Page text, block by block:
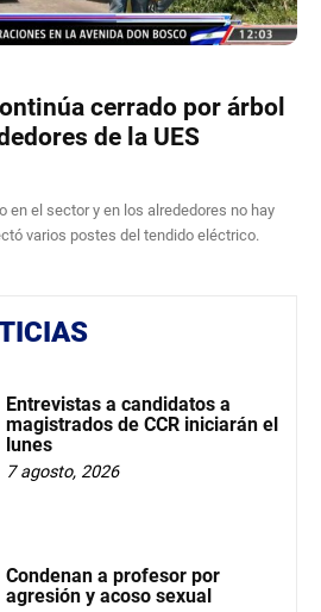
cerrado por árbol
de la UES
en el sector y en los alrededores no hay
varios postes del tendido eléctrico.
Entrevistas a candidatos a
magistrados de CCR iniciarán el
lunes
7 agosto, 2026
Condenan a profesor por
agresión y acoso sexual